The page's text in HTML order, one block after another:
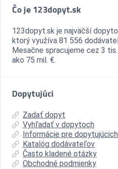
Čo je 123dopyt.sk
123dopyt.sk je najväčší
ktorý využíva 81 556
Mesačne spracujeme cez 3
ako 75 mil. €.
Dopytujúci
Zadať dopyt
Vyhľadať v dopytoch
Informácie pre dopytujúcich
Katalóg dodávateľov
Často kladené otázky
Obchodné podmienky